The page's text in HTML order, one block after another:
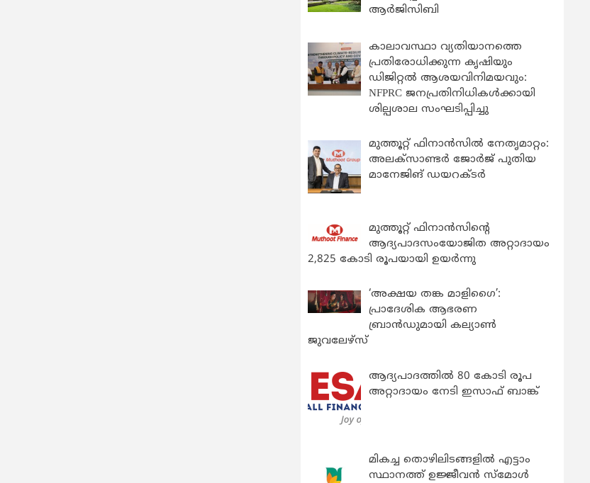
ആര്‍ജിസിബി
കാലാവസ്ഥാ വ്യതിയാനത്തെ
പ്രതിരോധിക്കുന്ന കൃഷിയും
ഡിജിറ്റൽ ആശയവിനിമയവും:
NFPRC ജനപ്രതിനിധികൾക്കായി
ശില്പശാല സംഘടിപ്പിച്ചു
മുത്തൂറ്റ് ഫിനാൻസിൽ നേതൃമാറ്റം:
അലക്സാണ്ടർ ജോർജ് പുതിയ
മാനേജിങ് ഡയറക്ടർ
മുത്തൂറ്റ് ഫിനാൻസിന്റെ
ആദ്യപാദസംയോജിത അറ്റാദായം
2,825 കോടി രൂപയായി ഉയർന്നു
‘അക്ഷയ തങ്ക മാളിഗൈ’:
പ്രാദേശിക ആഭരണ
ബ്രാന്‍ഡുമായി കല്യാണ്‍
ജുവലേഴ്‌സ്
ആദ്യപാദത്തിൽ 80 കോടി രൂപ
അറ്റാദായം നേടി ഇസാഫ് ബാങ്ക്
മികച്ച തൊഴിലിടങ്ങളിൽ എട്ടാം
സ്ഥാനത്ത് ഉജ്ജീവൻ സ്മോൾ